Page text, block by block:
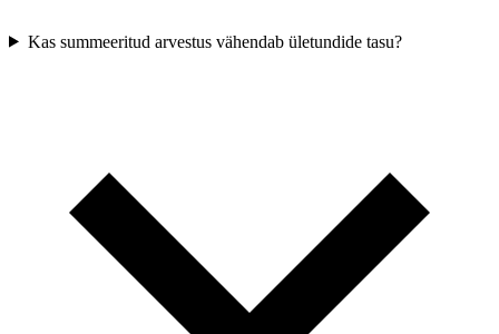
Kas summeeritud arvestus vähendab ületundide tasu?